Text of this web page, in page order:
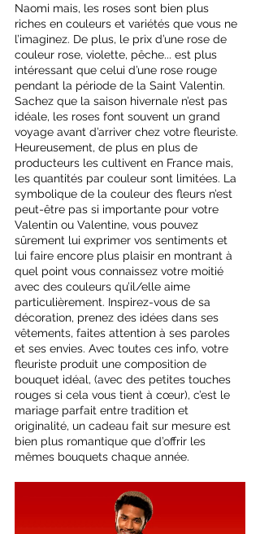
Naomi mais, les roses sont bien plus
riches en couleurs et variétés que vous ne
l’imaginez. De plus, le prix d’une rose de
couleur rose, violette, pêche... est plus
intéressant que celui d’une rose rouge
pendant la période de la Saint Valentin.
Sachez que la saison hivernale n’est pas
idéale, les roses font souvent un grand
voyage avant d’arriver chez votre fleuriste.
Heureusement, de plus en plus de
producteurs les cultivent en France mais,
les quantités par couleur sont limitées. La
symbolique de la couleur des fleurs n’est
peut-être pas si importante pour votre
Valentin ou Valentine, vous pouvez
sûrement lui exprimer vos sentiments et
lui faire encore plus plaisir en montrant à
quel point vous connaissez votre moitié
avec des couleurs qu’il/elle aime
particulièrement. Inspirez-vous de sa
décoration, prenez des idées dans ses
vêtements, faites attention à ses paroles
et ses envies. Avec toutes ces info, votre
fleuriste produit une composition de
bouquet idéal, (avec des petites touches
rouges si cela vous tient à cœur), c’est le
mariage parfait entre tradition et
originalité, un cadeau fait sur mesure est
bien plus romantique que d’offrir les
mêmes bouquets chaque année.